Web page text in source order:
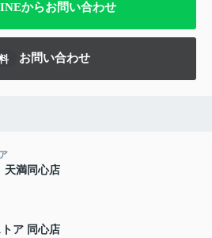
からお問い合わせ
お問い合わせ
天満同心店
ア 同心店